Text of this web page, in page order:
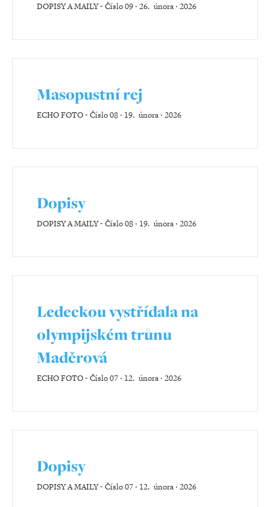
DOPISY A MAILY-Číslo 09 ‧ 26. února ‧ 2026
Masopustní rej
ECHO FOTO-Číslo 08 ‧ 19. února ‧ 2026
Dopisy
DOPISY A MAILY-Číslo 08 ‧ 19. února ‧ 2026
Ledeckou vystřídala na
olympijském trůnu
Maděrová
ECHO FOTO-Číslo 07 ‧ 12. února ‧ 2026
Dopisy
DOPISY A MAILY-Číslo 07 ‧ 12. února ‧ 2026